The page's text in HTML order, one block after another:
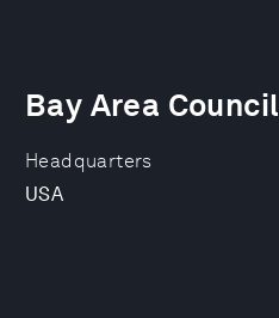
Headquarters
USA
Bay Area Council